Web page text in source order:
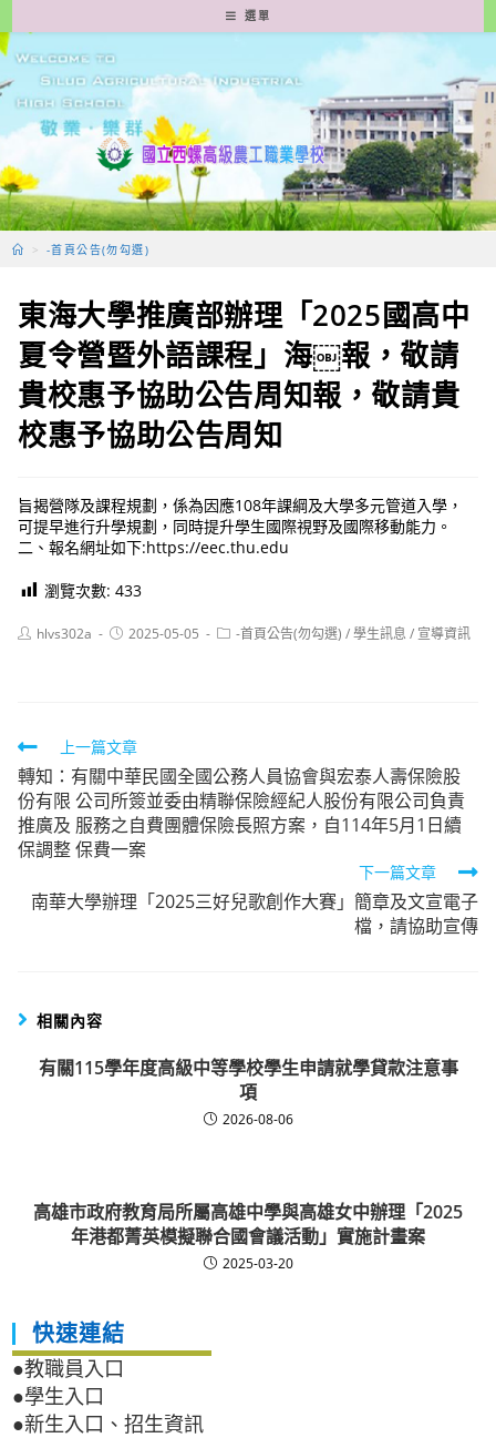
轉
至
要
容
選單
> -首頁公告(勿勾選)
東海大學推廣部辦理「2025國高中
夏令營暨外語課程」海￼報，敬請
貴校惠予協助公告周知報，敬請貴
校惠予協助公告周知
旨揭營隊及課程規劃，係為因應108年課綱及大學多元管道入學，
可提早進行升學規劃，同時提升學生國際視野及國際移動能力。
二、報名網址如下:https://eec.thu.edu
瀏覽次數: 433
Posthlvs302a
Post2025-05-05
Post-首頁公告(勿勾選) /學生訊息 / 宣導資訊
Read
more
articles
上一篇文章
轉知：有關中華民國全國公務人員協會與宏泰人壽保險股
份有限 公司所簽並委由精聯保險經紀人股份有限公司負責
推廣及 服務之自費團體保險長照方案，自114年5月1日續
保調整 保費一案
下一篇文章
南華大學辦理「2025三好兒歌創作大賽」簡章及文宣電子
檔，請協助宣傳
相關內容
有關115學年度高級中等學校學生申請就學貸款注意事
項
2026-08-06
高雄市政府教育局所屬高雄中學與高雄女中辦理「2025
年港都菁英模擬聯合國會議活動」實施計畫案
2025-03-20
快速連結
●教職員入口
●學生入口
●新生入口、招生資訊